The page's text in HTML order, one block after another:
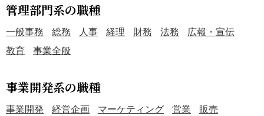
管理部門系の職種
一般事務 総務 人事 経理 財務 法務
広報・宣伝
教育
事業全般
事業開発系の職種
事業開発 経営企画 マーケティング 営業
販売